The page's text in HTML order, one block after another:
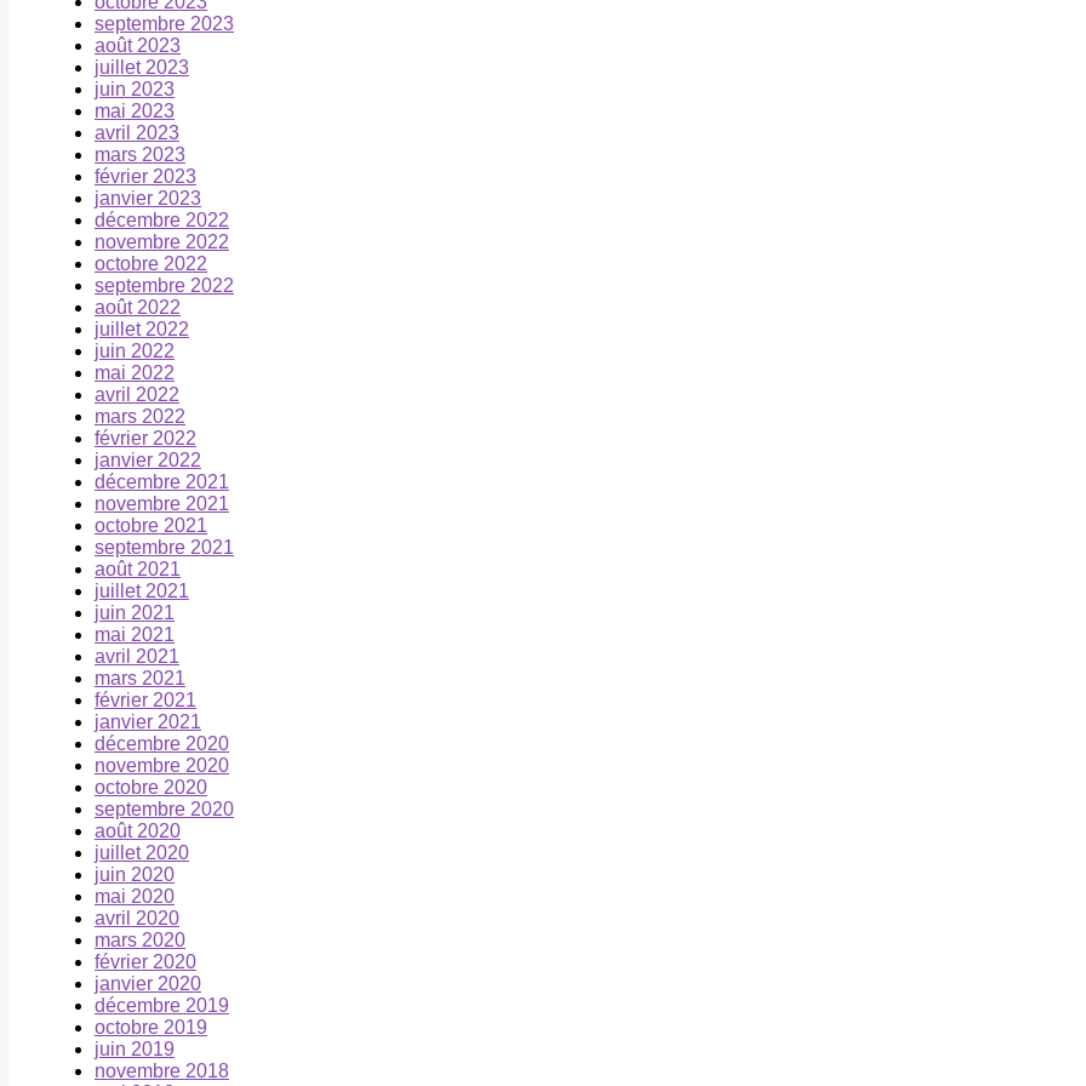
septembre 2023
août 2023
juillet 2023
juin 2023
mai 2023
avril 2023
mars 2023
février 2023
janvier 2023
décembre 2022
novembre 2022
octobre 2022
septembre 2022
août 2022
juillet 2022
juin 2022
mai 2022
avril 2022
mars 2022
février 2022
janvier 2022
décembre 2021
novembre 2021
octobre 2021
septembre 2021
août 2021
juillet 2021
juin 2021
mai 2021
avril 2021
mars 2021
février 2021
janvier 2021
décembre 2020
novembre 2020
octobre 2020
septembre 2020
août 2020
juillet 2020
juin 2020
mai 2020
avril 2020
mars 2020
février 2020
janvier 2020
décembre 2019
octobre 2019
juin 2019
novembre 2018